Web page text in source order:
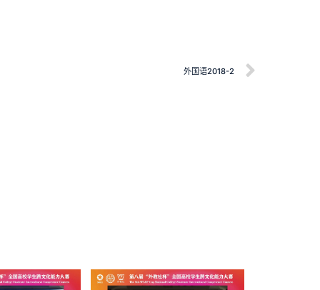
外国语2018-2